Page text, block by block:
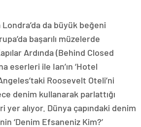
da büyük beğeni
başarılı müzelerde
Ardında (Behind Closed
eserleri ile Ian’ın ‘Hotel
Roosevelt Oteli’ni
denim kullanarak parlattığı
yer alıyor. Dünya çapındaki denim
‘Denim Efsaneniz Kim?’